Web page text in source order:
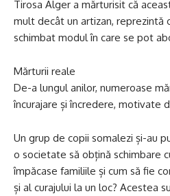
Tirosa Alger a mărturisit că
mult decât un artizan, reprezintă
schimbat modul în care se pot
Mărturii reale
De-a lungul anilor, numeroase
încurajare și încredere, motivate
Un grup de copii somalezi și-au
o societate să obțină schimbare
împăcase familiile și cum să fie
și al curajului la un loc? Acestea